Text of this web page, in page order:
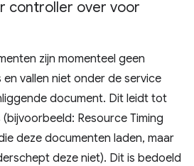
controller over voor
zijn momenteel geen
vallen niet onder de service
document. Dit leidt tot
Resource Timing
deze documenten laden, maar
deze niet). Dit is bedoeld